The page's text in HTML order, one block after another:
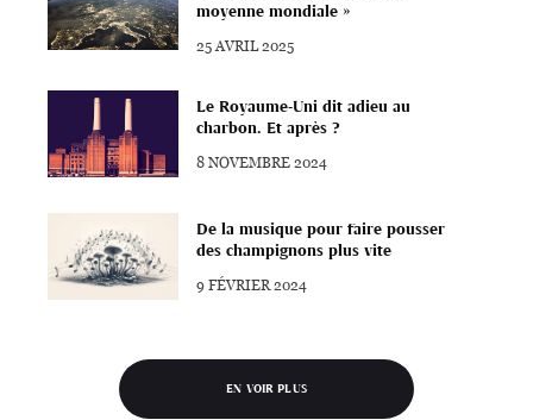
moyenne mondiale »
25 AVRIL 2025
Le Royaume-Uni dit adieu au
charbon. Et après ?
8 NOVEMBRE 2024
De la musique pour faire pousser
des champignons plus vite
9 FÉVRIER 2024
EN VOIR PLUS